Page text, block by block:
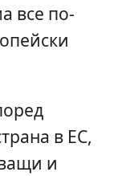
все по-
в ЕС,
и